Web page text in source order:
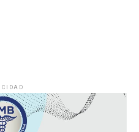
de otra onda tropical